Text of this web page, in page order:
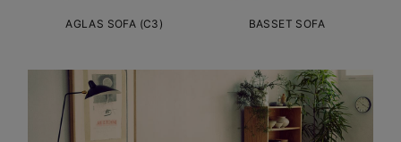
AGLAS SOFA (C3) BASSET SOFA